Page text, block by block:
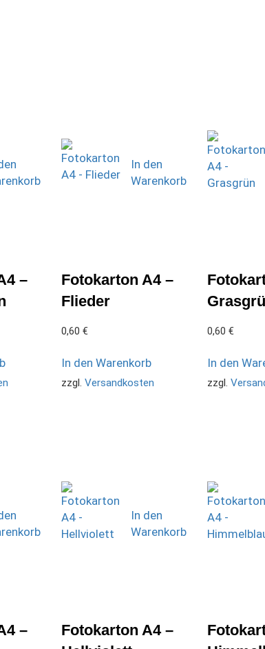
–
In den
Warenkorb
Fotokarton A4 –
Flieder
0,60 €
In den Warenkorb
zzgl. Versandkosten
0,60 €
In den
zzgl.
–
In den
Warenkorb
Fotokarton A4 –